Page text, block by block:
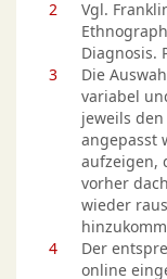
2
Vgl.
Diagnosis.
3
Die
variabel
jeweils
angepasst
aufzeigen,
vorher
wieder
4
Der
online